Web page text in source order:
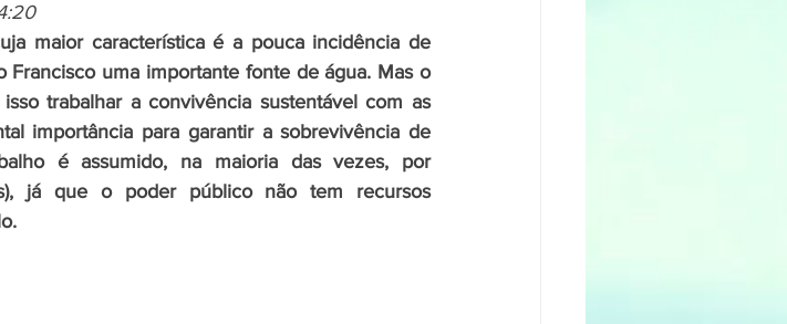
maior característica é a pouca incidência de
uma importante fonte de água. Mas o
trabalhar a convivência sustentável com as
importância para garantir a sobrevivência de
é assumido, na maioria das vezes, por
já que o poder público não tem recursos